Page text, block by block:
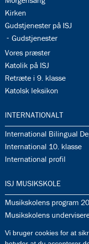
35.3:
Kirken
35.4:
Gudstjenester på ISJ
35.5:
Gudstjenester
35.7:
Vores præster
35.8:
Katolik på ISJ
35.9:
Retræte i 9. klasse
35.10:
Katolsk leksikon
36.0:
INTERNATIONALT
36.1:
International Bilingual
36.2:
International 10. klasse
36.3:
International profil
37.0:
ISJ MUSIKSKOLE
37.1:
Musikskolens program
37.2:
Musikskolens
37.4:
Generelle informationer
Vi bruger cookies for at